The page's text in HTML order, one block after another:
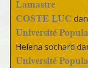
Lamastre
COSTE LUC
Université
Helena sochard
Université